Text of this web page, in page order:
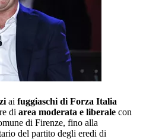
ai fuggiaschi di Forza Italia
di area moderata e liberale con
di Firenze, fino alla
del partito degli eredi di